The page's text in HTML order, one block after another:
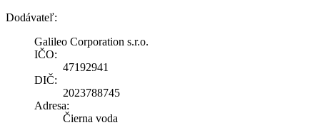
Dodávateľ:
Galileo Corporation s.r.o.
IČO:
47192941
DIČ:
2023788745
Adresa:
Čierna voda